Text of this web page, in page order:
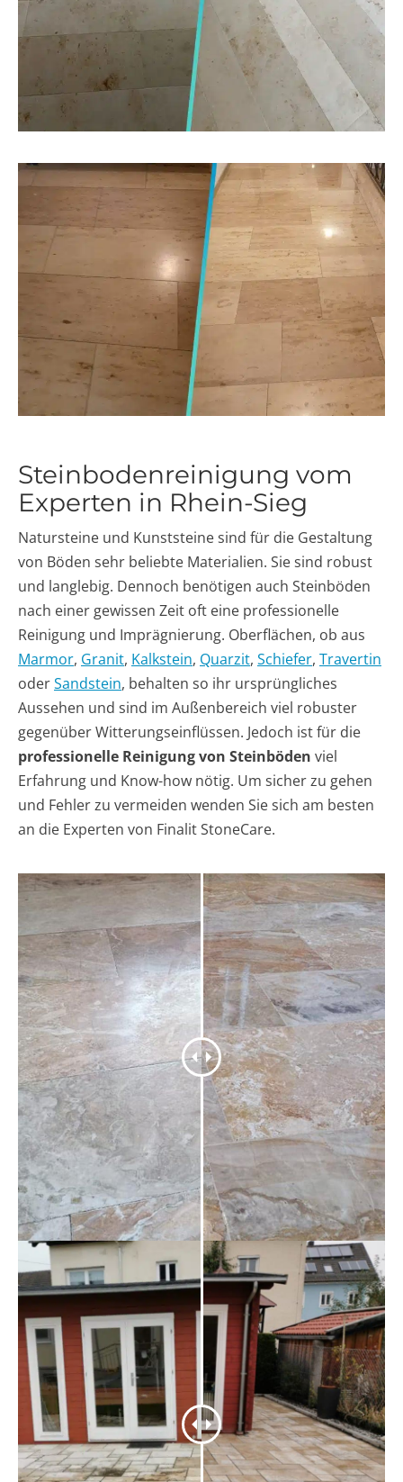
Steinbodenreinigung vom
Experten in Rhein-Sieg
Natursteine und Kunststeine sind für die Gestaltung
von Böden sehr beliebte Materialien. Sie sind robust
und langlebig. Dennoch benötigen auch Steinböden
nach einer gewissen Zeit oft eine professionelle
Reinigung und Imprägnierung. Oberflächen, ob aus
Marmor, Granit, Kalkstein, Quarzit, Schiefer, Travertin
oderSandstein, behalten so ihr ursprüngliches
Aussehen und sind im Außenbereich viel robuster
gegenüber Witterungseinflüssen. Jedoch ist für die
professionelle Reinigung von Steinböden viel
Erfahrung und Know-how nötig. Um sicher zu gehen
und Fehler zu vermeiden wenden Sie sich am besten
an die Experten von Finalit StoneCare.